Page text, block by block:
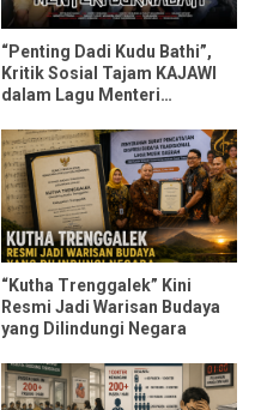
“Penting Dadi Kudu Bathi”,
Kritik Sosial Tajam KAJAWI
dalam Lagu Menteri
“Kutha Trenggalek” Kini
Resmi Jadi Warisan Budaya
yang Dilindungi Negara